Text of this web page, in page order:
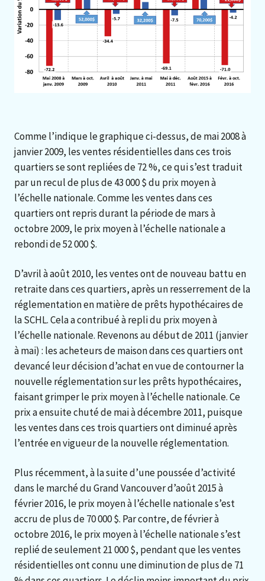
Comme l’indique le graphique ci-dessus, de mai 2008 à
janvier 2009, les ventes résidentielles dans ces trois
quartiers se sont repliées de 72 %, ce qui s’est traduit
par un recul de plus de 43 000 $ du prix moyen à
l’échelle nationale. Comme les ventes dans ces
quartiers ont repris durant la période de mars à
octobre 2009, le prix moyen à l’échelle nationale a
rebondi de 52 000 $.
D’avril à août 2010, les ventes ont de nouveau battu en
retraite dans ces quartiers, après un resserrement de la
réglementation en matière de prêts hypothécaires de
la SCHL. Cela a contribué à repli du prix moyen à
l’échelle nationale. Revenons au début de 2011 (janvier
à mai) : les acheteurs de maison dans ces quartiers ont
devancé leur décision d’achat en vue de contourner la
nouvelle réglementation sur les prêts hypothécaires,
faisant grimper le prix moyen à l’échelle nationale. Ce
prix a ensuite chuté de mai à décembre 2011, puisque
les ventes dans ces trois quartiers ont diminué après
l’entrée en vigueur de la nouvelle réglementation.
Plus récemment, à la suite d’une poussée d’activité
dans le marché du Grand Vancouver d’août 2015 à
février 2016, le prix moyen à l’échelle nationale s’est
accru de plus de 70 000 $. Par contre, de février à
octobre 2016, le prix moyen à l’échelle nationale s’est
replié de seulement 21 000 $, pendant que les ventes
résidentielles ont connu une diminution de plus de 71